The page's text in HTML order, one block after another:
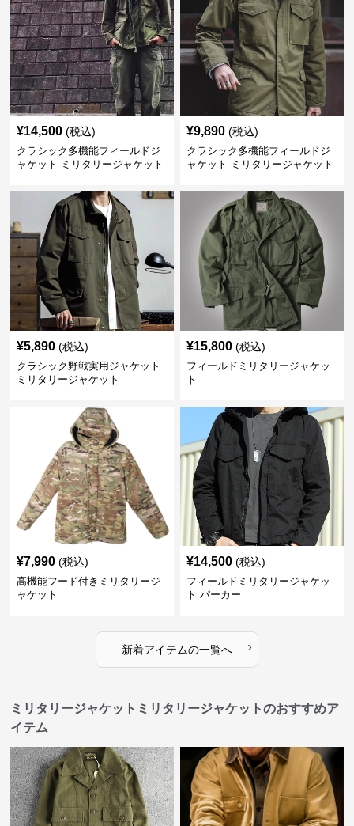
¥14,500 (税込)
クラシック多機能フィールドジ
ャケット ミリタリージャケット
¥9,890 (税込)
クラシック多機能フィールドジ
ャケット ミリタリージャケット
¥5,890 (税込)
クラシック野戦実用ジャケット
ミリタリージャケット
¥15,800 (税込)
フィールドミリタリージャケッ
ト
¥7,990 (税込)
高機能フード付きミリタリージ
ャケット
¥14,500 (税込)
フィールドミリタリージャケッ
ト パーカー
新着アイテムの一覧へ ›
ミリタリージャケットミリタリージャケットのおすすめア
イテム